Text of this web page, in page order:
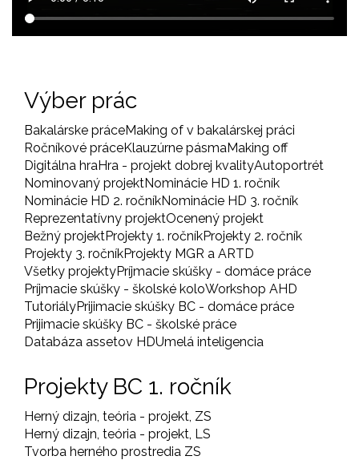
Výber prác
Bakalárske práceMaking of v bakalárskej práci
Ročníkové práceKlauzúrne pásmaMaking off
Digitálna hraHra - projekt dobrej kvalityAutoportrét
Nominovaný projektNominácie HD 1. ročník
Nominácie HD 2. ročníkNominácie HD 3. ročník
Reprezentatívny projektOcenený projekt
Bežný projektProjekty 1. ročníkProjekty 2. ročník
Projekty 3. ročníkProjekty MGR a ARTD
Všetky projektyPríjmacie skúšky - domáce práce
Príjmacie skúšky - školské koloWorkshop AHD
TutoriályPrijimacie skúšky BC - domáce práce
Prijimacie skúšky BC - školské práce
Databáza assetov HDUmelá inteligencia
Projekty BC 1. ročník
Herný dizajn, teória - projekt, ZS
Herný dizajn, teória - projekt, LS
Tvorba herného prostredia ZS